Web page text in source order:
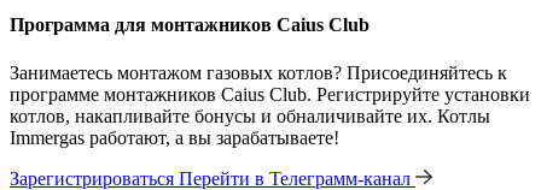
Программа для монтажников Caius Club
Занимаетесь монтажом газовых котлов? Присоединяйтесь к
программе монтажников Caius Club. Регистрируйте установки
котлов, накапливайте бонусы и обналичивайте их. Котлы
Immergas работают, а вы зарабатываете!
Зарегистрироваться Перейти в Телеграмм-канал